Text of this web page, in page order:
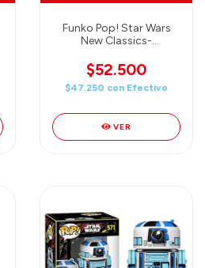
Funko Pop! Star Wars
New Classics-
$52.500
$47.250 con Efectivo
VER